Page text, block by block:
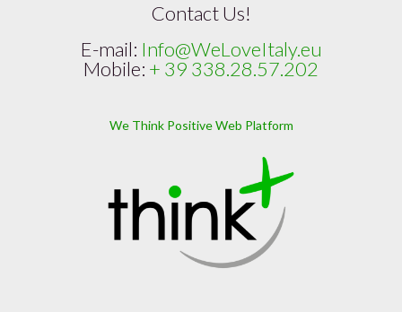
Contact Us!
E-mail: Info@WeLoveItaly.eu
Mobile: + 39 338.28.57.202
We Think Positive Web Platform